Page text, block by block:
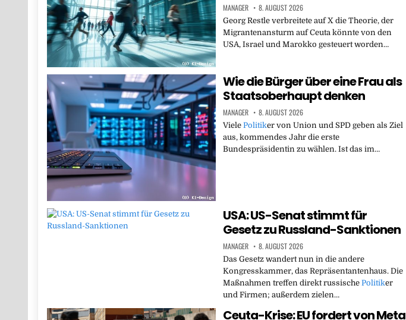
MANAGER 8. AUGUST 2026
Georg Restle verbreitete auf X die Theorie, der
Migrantenansturm auf Ceuta könnte von den
USA, Israel und Marokko gesteuert worden…
Wie die Bürger über eine Frau als
Staatsoberhaupt denken
MANAGER 8. AUGUST 2026
Viele Politiker von Union und SPD geben als Ziel
aus, kommendes Jahr die erste
Bundespräsidentin zu wählen. Ist das im…
USA: US-Senat stimmt für
Gesetz zu Russland-Sanktionen
MANAGER 8. AUGUST 2026
Das Gesetz wandert nun in die andere
Kongresskammer, das Repräsentantenhaus. Die
Maßnahmen treffen direkt russische Politiker
und Firmen; außerdem zielen…
Ceuta-Krise: EU fordert von Meta